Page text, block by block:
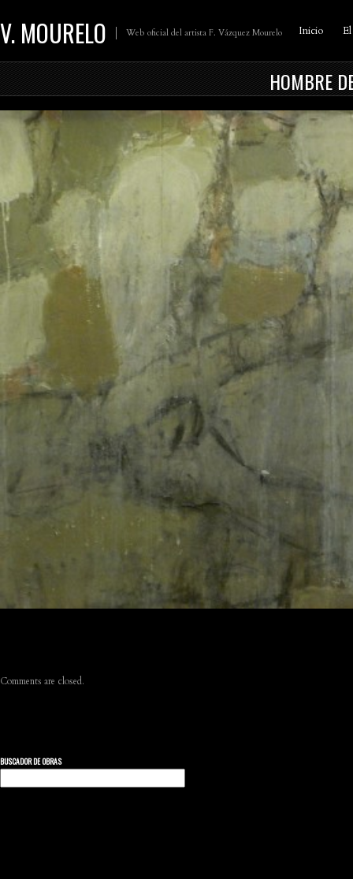
V. MOURELO Web oficial del artista F. Vázquez Mourelo Inicio
HOMBRE
Comments are closed.
BUSCADOR DE OBRAS